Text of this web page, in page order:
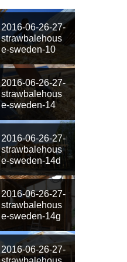
2016-06-26-27-
strawbalehous
e-sweden-10
2016-06-26-27-
strawbalehous
e-sweden-14
2016-06-26-27-
strawbalehous
e-sweden-14d
2016-06-26-27-
strawbalehous
e-sweden-14g
2016-06-26-27-